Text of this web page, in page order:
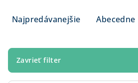
p
Najpredávanejšie Abecedne
Zavrieť filter